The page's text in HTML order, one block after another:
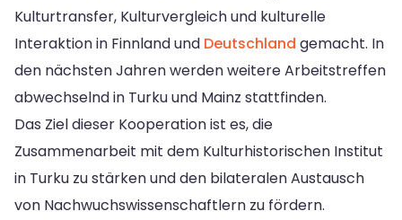
Kulturtransfer, Kulturvergleich und kulturelle
Interaktion in Finnland und Deutschland gemacht. In
den nächsten Jahren werden weitere Arbeitstreffen
abwechselnd in Turku und Mainz stattfinden.
Das Ziel dieser Kooperation ist es, die
Zusammenarbeit mit dem Kulturhistorischen Institut
in Turku zu stärken und den bilateralen Austausch
von Nachwuchswissenschaftlern zu fördern.